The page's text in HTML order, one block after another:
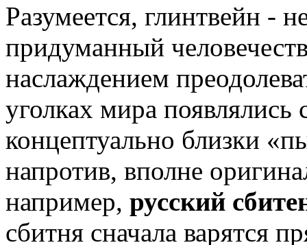
Разумеется, глинтвейн -
придуманный
наслаждением
уголках мира
концептуально близки
напротив, вполне
например, русский
сбитня сначала варятся